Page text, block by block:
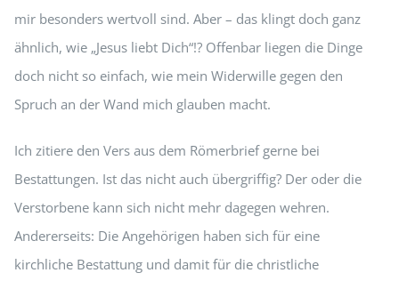
mir besonders wertvoll sind. Aber – das klingt doch ganz
ähnlich, wie „Jesus liebt Dich“!? Offenbar liegen die Dinge
doch nicht so einfach, wie mein Widerwille gegen den
Spruch an der Wand mich glauben macht.
Ich zitiere den Vers aus dem Römerbrief gerne bei
Bestattungen. Ist das nicht auch übergriffig? Der oder die
Verstorbene kann sich nicht mehr dagegen wehren.
Andererseits: Die Angehörigen haben sich für eine
kirchliche Bestattung und damit für die christliche